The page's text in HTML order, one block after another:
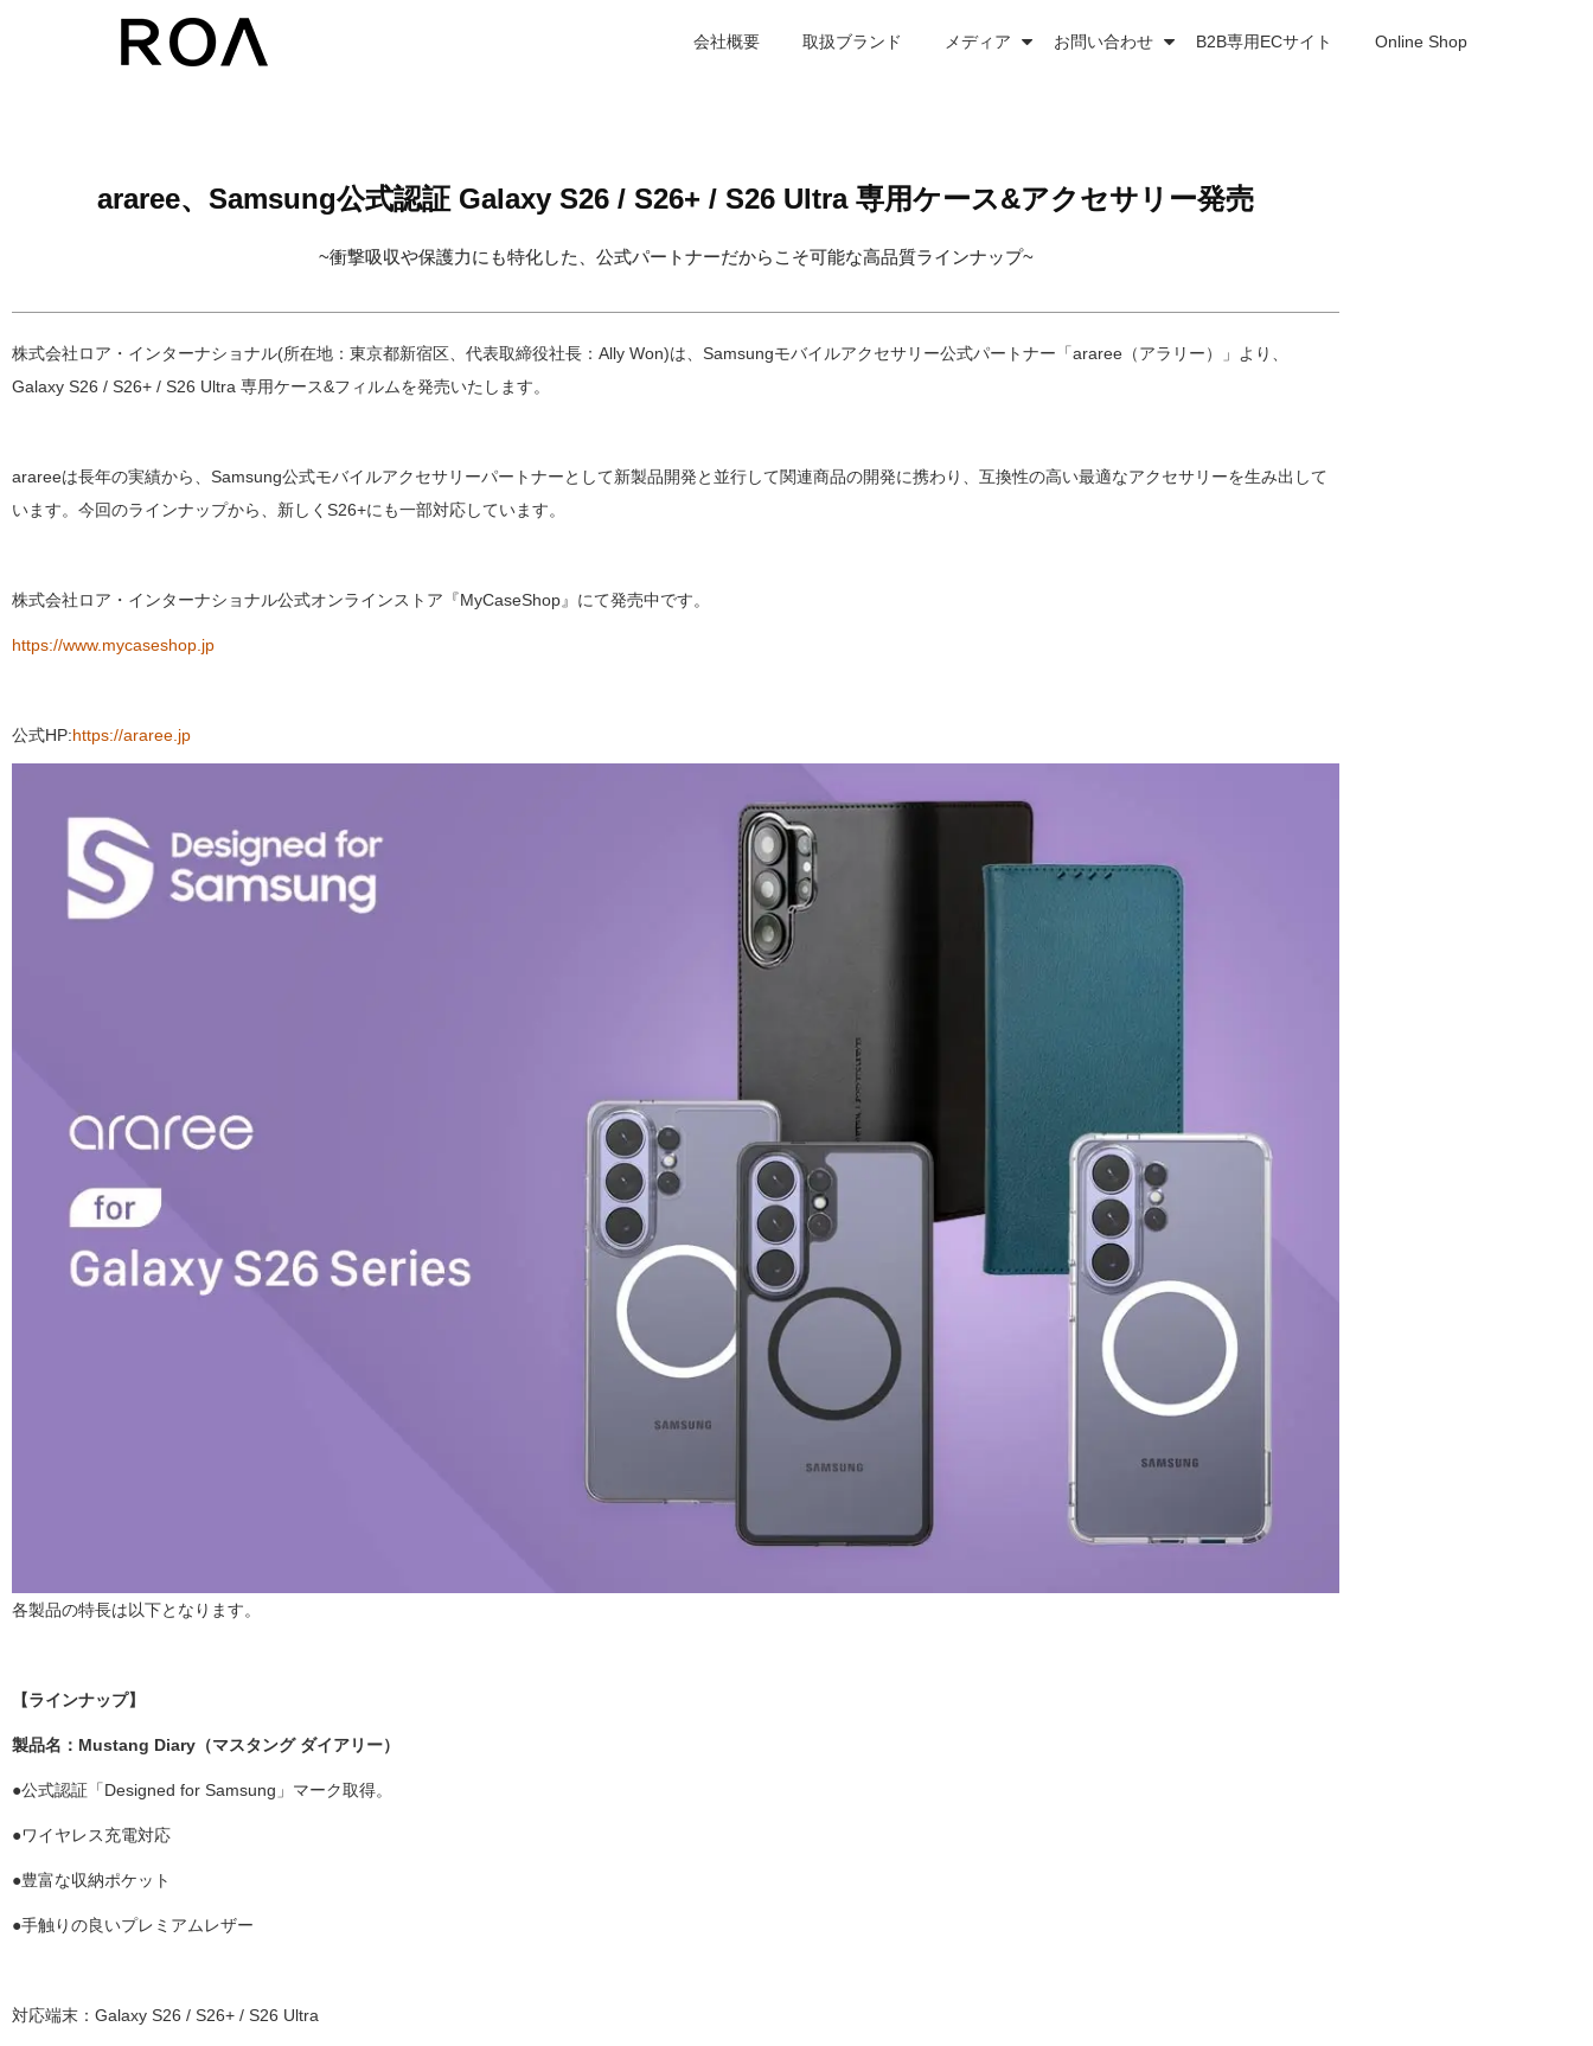
プ
会社概要 取扱ブランド メディア お問い合わせ B2B専用ECサイト Online Shop
araree、Samsung公式認証 Galaxy S26 / S26+ / S26 Ultra 専用ケース&アクセサリー発売
~衝撃吸収や保護力にも特化した、公式パートナーだからこそ可能な高品質ラインナップ~
株式会社ロア・インターナショナル(所在地：東京都新宿区、代表取締役社長：Ally Won)は、Samsungモバイルアクセサリー公式パートナー「araree（アラリー）」より、
Galaxy S26 / S26+ / S26 Ultra 専用ケース&フィルムを発売いたします。
arareeは長年の実績から、Samsung公式モバイルアクセサリーパートナーとして新製品開発と並行して関連商品の開発に携わり、互換性の高い最適なアクセサリーを生み出して
います。今回のラインナップから、新しくS26+にも一部対応しています。
株式会社ロア・インターナショナル公式オンラインストア『MyCaseShop』にて発売中です。
https://www.mycaseshop.jp
公式HP:https://araree.jp
各製品の特長は以下となります。
【ラインナップ】
製品名：Mustang Diary（マスタング ダイアリー）
●公式認証「Designed for Samsung」マーク取得。
●ワイヤレス充電対応
●豊富な収納ポケット
●手触りの良いプレミアムレザー
対応端末：Galaxy S26 / S26+ / S26 Ultra